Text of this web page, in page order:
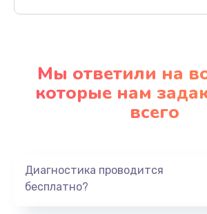
Мы ответили на
которые нам
всего
Диагностика проводится
бесплатно?